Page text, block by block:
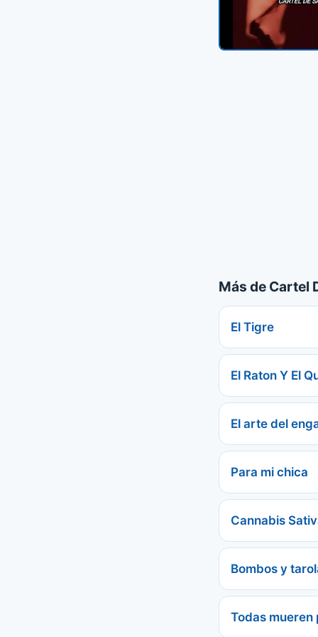
Más de Cartel
El Tigre
El Raton Y El
El arte del
Para mi chica
Cannabis
Bombos y
Todas mueren